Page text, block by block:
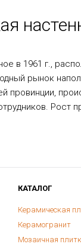
в 1961 г.,
рынок
провинции,
Рост
КАТАЛОГ
Керамическая
Керамогранит
Мозаичная